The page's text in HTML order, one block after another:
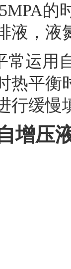
的
液，液
常运用
热平衡
行缓慢
增压